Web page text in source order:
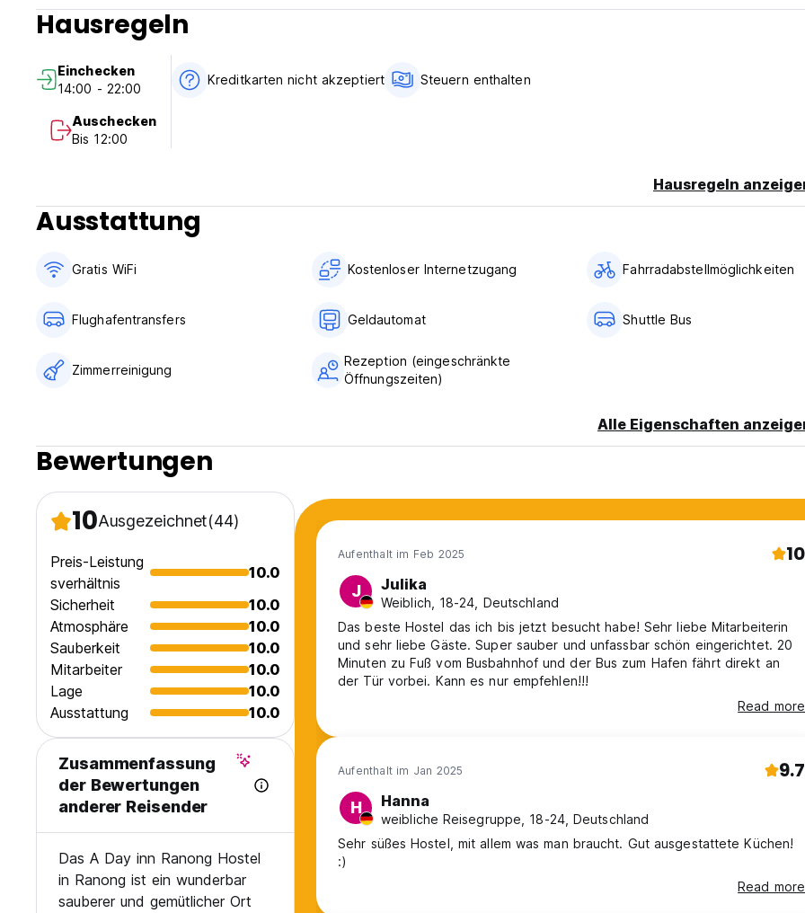
Kreditkartenzahlungen haben einen Zuschlag von 3%.
5) Stornierung oder Änderung muss 2 Tage im Voraus vor der Ankunft vorgenommen werden.
6) Frühstück ist nicht enthalten.
Hausregeln
Einchecken
14:00 - 22:00
Auschecken
Bis 12:00
Kreditkarten nicht akzeptiert Steuern enthalten
Hausregeln
Ausstattung
Gratis WiFi Kostenloser Internetzugang Fahrradabstellmöglichkeiten
Flughafentransfers Geldautomat Shuttle Bus
Zimmerreinigung
Rezeption (eingeschränkte
Öffnungszeiten)
Alle Eigenschaften
Bewertungen
10Ausgezeichnet(44)
Preis-Leistung
sverhältnis
10.0
Sicherheit
10.0
Atmosphäre
10.0
Sauberkeit
10.0
Mitarbeiter
10.0
Lage
10.0
Ausstattung
10.0
Zusammenfassung
der Bewertungen
anderer Reisender
Das A Day inn Ranong Hostel
in Ranong ist ein wunderbar
sauberer und gemütlicher Ort
Aufenthalt im Feb 2025 10
J Julika
Weiblich, 18-24, Deutschland
Das beste Hostel das ich bis jetzt besucht habe! Sehr liebe Mitarbeiterin
und sehr liebe Gäste. Super sauber und unfassbar schön eingerichtet. 20
Minuten zu Fuß vom Busbahnhof und der Bus zum Hafen fährt direkt an
der Tür vorbei. Kann es nur empfehlen!!!
Read more
Aufenthalt im Jan 2025 9.7
H Hanna
weibliche Reisegruppe, 18-24, Deutschland
Sehr süßes Hostel, mit allem was man braucht. Gut ausgestattete Küchen!
:)
Read more